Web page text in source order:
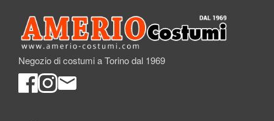
Negozio di costumi a Torino dal 1969